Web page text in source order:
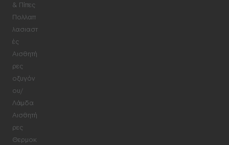
& Πίπες
Πολλαπ
λασιαστ
ές
Αισθητή
ρες
οξυγόν
ου/
Λάμδα
Αισθητή
ρες
Θερμοκ